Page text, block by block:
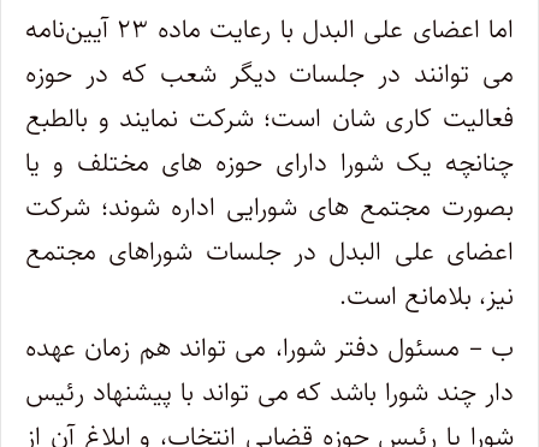
اما اعضای علی البدل با رعایت ماده ۲۳ آیین‌نامه
می توانند در جلسات دیگر شعب که در حوزه
فعالیت کاری شان است؛ شرکت نمایند و بالطبع
چنانچه یک شورا دارای حوزه های مختلف و یا
بصورت مجتمع های شورایی اداره شوند؛ شرکت
اعضای علی البدل در جلسات شوراهای مجتمع
نیز، بلامانع است.
ب – مسئول دفتر شورا، می تواند هم زمان عهده
دار چند شورا باشد که می تواند با پیشنهاد رئیس
شورا یا رئیس حوزه قضایی انتخاب، و ابلاغ آن از